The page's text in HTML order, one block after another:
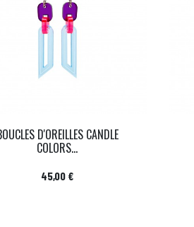
D'OREILLES CANDLE
COLORS...
Prix
45,00 €